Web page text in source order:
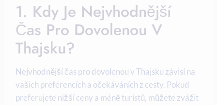
1. Kdy Je Nejvhodnější
Čas Pro Dovolenou V
Thajsku?
Nejvhodnější čas pro dovolenou v Thajsku závisí na
vašich preferencích a očekáváních z cesty. Pokud
preferujete nižší ceny a méně turistů, můžete zvážit